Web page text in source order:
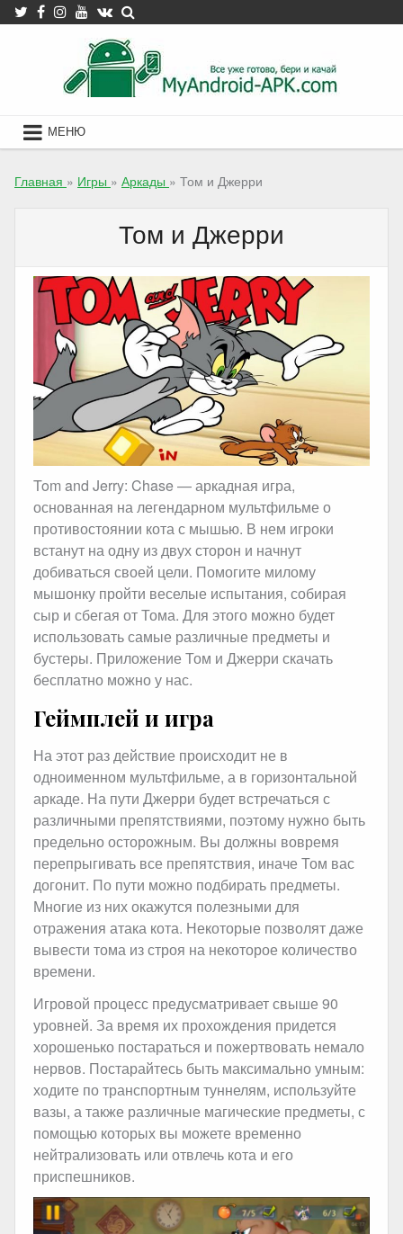
Skip
to
МЕНЮ
Главная » Игры » Аркады » Том и Джерри
Том и Джерри
Tom and Jerry: Chase — аркадная игра,
основанная на легендарном мультфильме о
противостоянии кота с мышью. В нем игроки
встанут на одну из двух сторон и начнут
добиваться своей цели. Помогите милому
мышонку пройти веселые испытания, собирая
сыр и сбегая от Тома. Для этого можно будет
использовать самые различные предметы и
бустеры. Приложение Том и Джерри скачать
бесплатно можно у нас.
Геймплей и игра
На этот раз действие происходит не в
одноименном мультфильме, а в горизонтальной
аркаде. На пути Джерри будет встречаться с
различными препятствиями, поэтому нужно быть
предельно осторожным. Вы должны вовремя
перепрыгивать все препятствия, иначе Том вас
догонит. По пути можно подбирать предметы.
Многие из них окажутся полезными для
отражения атака кота. Некоторые позволят даже
вывести тома из строя на некоторое количество
времени.
Игровой процесс предусматривает свыше 90
уровней. За время их прохождения придется
хорошенько постараться и пожертвовать немало
нервов. Постарайтесь быть максимально умным:
ходите по транспортным туннелям, используйте
вазы, а также различные магические предметы, с
помощью которых вы можете временно
нейтрализовать или отвлечь кота и его
приспешников.